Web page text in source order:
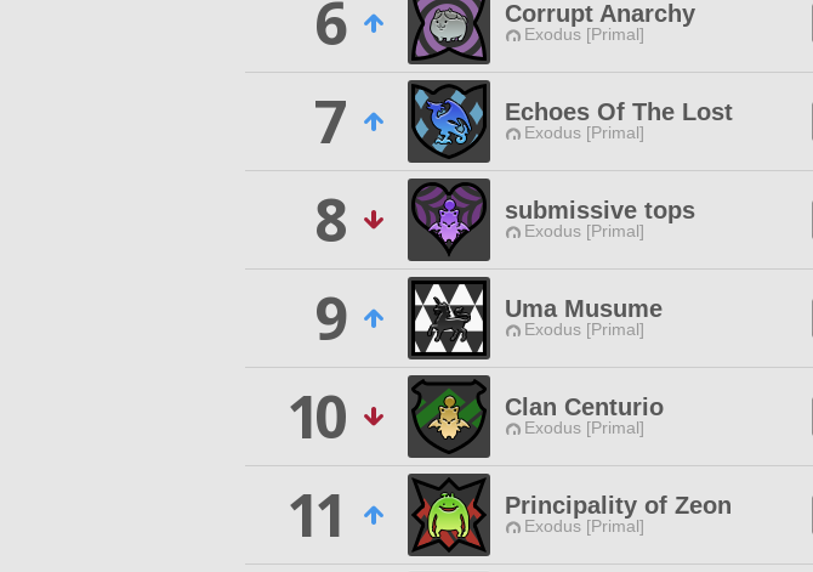
6
Corrupt Anarchy
Exodus [Primal]
7
Echoes Of The Lost
Exodus [Primal]
8
submissive tops
Exodus [Primal]
9
Uma Musume
Exodus [Primal]
10
Clan Centurio
Exodus [Primal]
11
Principality of Zeon
Exodus [Primal]